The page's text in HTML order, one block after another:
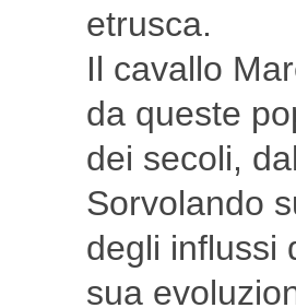
etrusca.
Il cavallo
da queste
dei secoli,
Sorvolando
degli influssi
sua